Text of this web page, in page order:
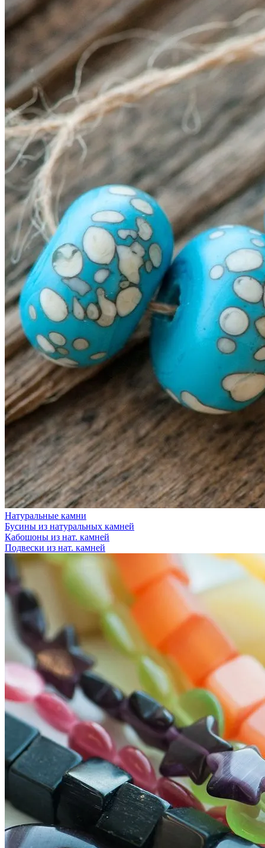
Натуральные камни
Бусины из натуральных камней
Кабошоны из нат. камней
Подвески из нат. камней